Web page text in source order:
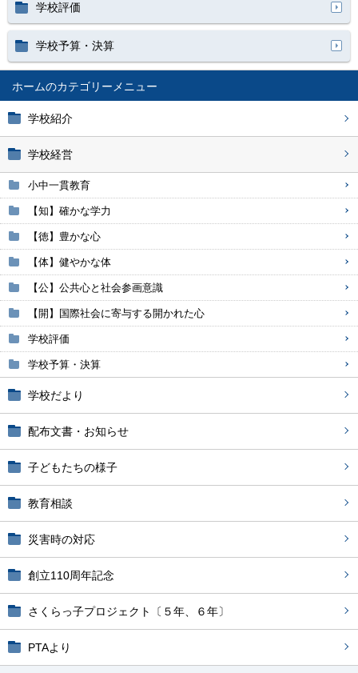
ホーム
学校紹介
学校経営
小中一貫教育
【知】確かな学力
【徳】豊かな心
【体】健やかな体
【公】公共心と社会参画意識
【開】国際社会に寄与する開かれた心
学校評価
学校予算・決算
学校だより
配布文書・お知らせ
子どもたちの様子
教育相談
災害時の対応
創立110周年記念
さくらっ子プロジェクト〔５年、６年〕
PTAより
学校評価
学校予算・決算